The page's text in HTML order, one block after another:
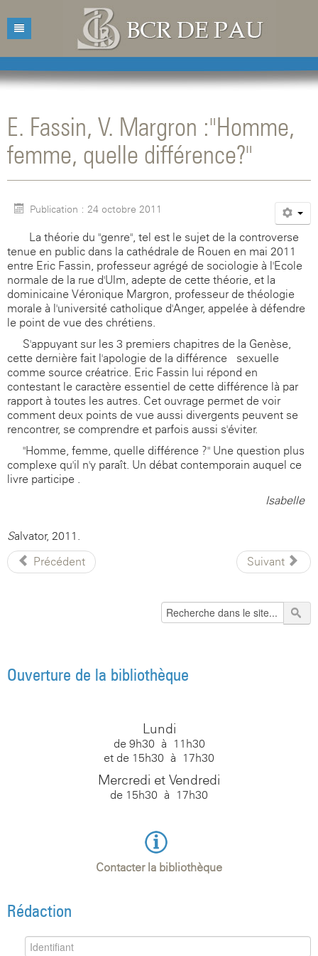
Accueil
Présentation
Horaires d'ouvertures
Mentions légales
Catalogue
Catalogue des livres
Acquisitions
Conférences
Agenda
E. Fassin, V. Margron :"Homme,
femme, quelle différence?"
Publication : 24 octobre 2011
La théorie du "genre", tel est le sujet de la controverse
tenue en public dans la cathédrale de Rouen en mai 2011
entre Eric Fassin, professeur agrégé de sociologie à l'Ecole
normale de la rue d'Ulm, adepte de cette théorie, et la
dominicaine Véronique Margron, professeur de théologie
morale à l'université catholique d'Anger, appelée à défendre
le point de vue des chrétiens.
S'appuyant sur les 3 premiers chapitres de la Genèse,
cette dernière fait l'apologie de la différence sexuelle
comme source créatrice. Eric Fassin lui répond en
contestant le caractère essentiel de cette différence-là par
rapport à toutes les autres. Cet ouvrage permet de voir
comment deux points de vue aussi divergents peuvent se
rencontrer, se comprendre et parfois aussi s'éviter.
"Homme, femme, quelle différence ?" Une question plus
complexe qu'il n'y paraît. Un débat contemporain auquel ce
livre participe .
Isabelle
Salvator, 2011.
Précédent
Suivant
Ouverture de la bibliothèque
Lundi
de 9h30 à 11h30
et de 15h30 à 17h30
Mercredi et Vendredi
de 15h30 à 17h30
Contacter la bibliothèque
Rédaction